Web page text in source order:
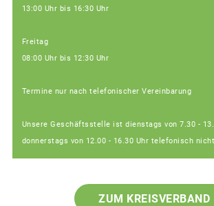
13:00 Uhr bis 16:30 Uhr
Freitag
08:00 Uhr bis 12:30 Uhr
Termine nur nach telefonischer Vereinbarung
Unsere Geschäftsstelle ist dienstags von 7.30 -
donnerstags von 12.00 - 16.30 Uhr telefonisch
ZUM KREISVERBAND